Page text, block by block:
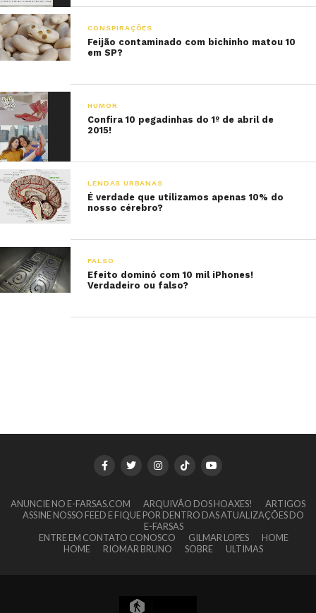
CONSPIRAÇÕES
Feijão contaminado com bichinho matou 10
em SP?
HUMOR
Confira 10 pegadinhas do 1º de abril de
2015!
LENDAS URBANAS
É verdade que utilizamos apenas 10% do
nosso cérebro?
FALSO
Efeito dominó com 10 mil iPhones!
Verdadeiro ou falso?
ANUNCIE NO E-FARSAS.COM ARQUIVÃO DOS HOAXES!
ARTIGOS
ASSINE NOSSO FEED E FIQUE POR DENTRO DAS ATUALIZAÇÕES DO
E-FARSAS
ENTRE EM CONTATO CONOSCO
GILMAR LOPES
HOME
HOME
RIOMAR BRUNO SOBRE ULTIMAS